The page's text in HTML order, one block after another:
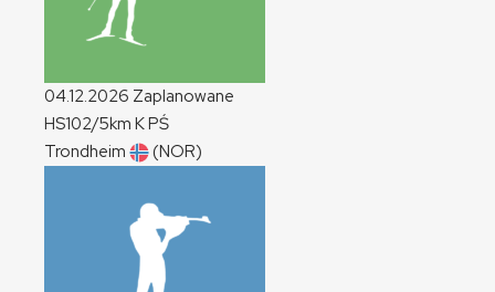
04.12.2026 Zaplanowane
HS102/5km KPŚ
Trondheim
(NOR)